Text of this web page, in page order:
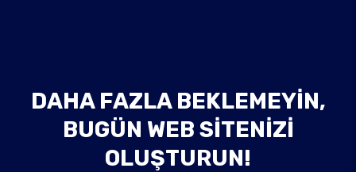
DAHA FAZLA BEKLEMEYIN,
BUGÜN WEB SITENIZI
OLUŞTURUN!